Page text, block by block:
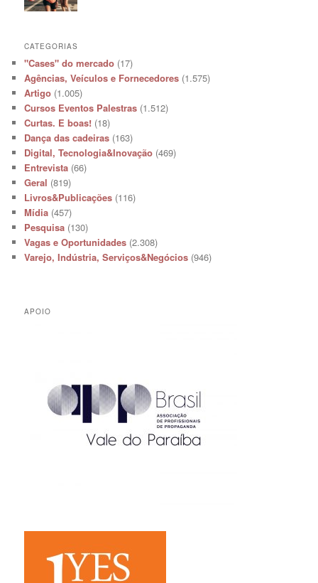
CATEGORIAS
"Cases" do mercado (17)
Agências, Veículos e Fornecedores (1.575)
Artigo (1.005)
Cursos Eventos Palestras (1.512)
Curtas. E boas! (18)
Dança das cadeiras (163)
Digital, Tecnologia&Inovação (469)
Entrevista (66)
Geral (819)
Livros&Publicações (116)
Mídia (457)
Pesquisa (130)
Vagas e Oportunidades (2.308)
Varejo, Indústria, Serviços&Negócios (946)
APOIO